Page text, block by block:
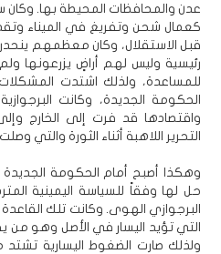
عدن والمحافظات المحيطة بها. وكان
كعمال شحن وتفريغ في الميناء
قبل الاستقلال، وكان معظمهم
رئيسية وليس لهم أراضٍ يزرعونها
للمساعدة، ولذلك اشتدت
الحكومة الجديدة، وكانت
واقتصادها قد فرت إلى الخارج
التحرير اللاهبة أثناء الثورة والتي
وهكذا أصبح أمام الحكومة
حل لها وفقاً للسياسة اليمينية
البرجوازي الهوى. وكانت تلك
التي تؤيد اليسار في الأصل وهو من
ولذلك صارت الضغوط اليسارية